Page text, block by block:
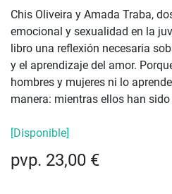
Chis Oliveira y Amada Traba,
emocional y sexualidad en la
libro una reflexión necesaria
y el aprendizaje del amor.
hombres y mujeres ni lo
manera: mientras ellos han sido
[Disponible]
pvp. 23,00 €